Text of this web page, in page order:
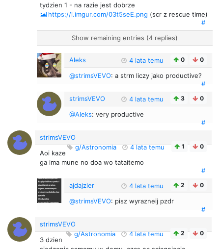
tydzien 1 - na razie jest dobrze
https://i.imgur.com/03t5seE.png (scr z rescue time)
#
Show remaining entries (4 replies)
Aleks 4 lata temu 0 0
@strimsVEVO: a strm liczy jako productive?
#
strimsVEVO
4 lata temu 3 0
@Aleks: very productive
#
strimsVEVO
g/Astronomia
4 lata temu 1 0
Aoi kaze
ga ima mune no doa wo tataitemo
#
ajdajzler
4 lata temu 2 0
@strimsVEVO: pisz wyrazneij pzdr
#
strimsVEVO
g/Astronomia
4 lata temu 2 0
3 dzien